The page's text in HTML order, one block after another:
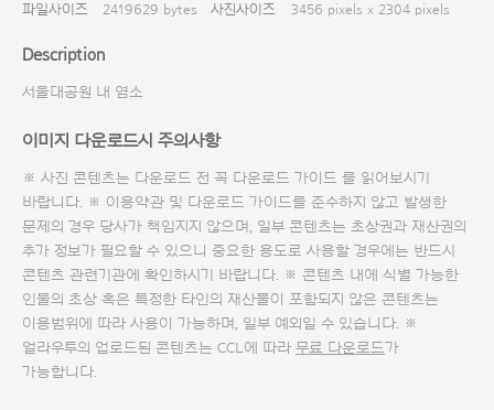
파일사이즈
2419629 bytes 사진사이즈 3456 pixels x 2304 pixels
Description
서울대공원 내 염소
이미지 다운로드시 주의사항
※ 사진 콘텐츠는 다운로드 전 꼭 다운로드 가이드 를 읽어보시기
바랍니다. ※ 이용약관 및 다운로드 가이드를 준수하지 않고 발생한
문제의 경우 당사가 책임지지 않으며, 일부 콘텐츠는 초상권과 재산권의
추가 정보가 필요할 수 있으니 중요한 용도로 사용할 경우에는 반드시
콘텐츠 관련기관에 확인하시기 바랍니다. ※ 콘텐츠 내에 식별 가능한
인물의 초상 혹은 특정한 타인의 재산물이 포함되지 않은 콘텐츠는
이용범위에 따라 사용이 가능하며, 일부 예외일 수 있습니다. ※
얼라우투의 업로드된 콘텐츠는 CCL에 따라 무료 다운로드가
가능합니다.